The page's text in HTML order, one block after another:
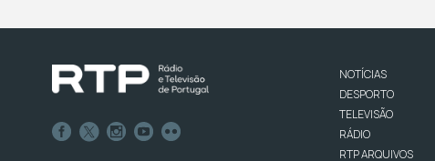
NOTÍCIAS
DESPORTO
TELEVISÃO
RÁDIO
RTP ARQUIVOS